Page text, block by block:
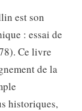
est son
: essai de
Ce livre
de la
historiques,